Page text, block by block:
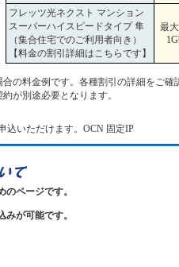
フレッツ光ネクスト マンション
スーパーハイスピードタイプ 隼
（集合住宅でのご利用者向き）
【料金の割引詳細はこちらです】
最
の料金例です。各種割引の詳細をご確
が別途必要となります。
いただけます。 OCN 固定IP
ページです。
が可能です。